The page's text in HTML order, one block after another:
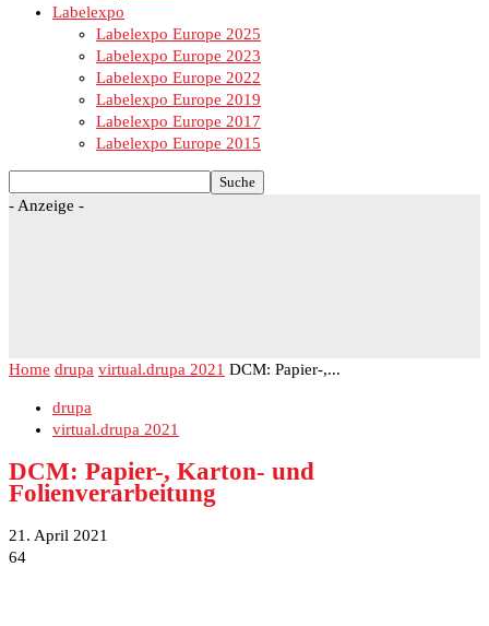
Labelexpo
Labelexpo Europe 2025
Labelexpo Europe 2023
Labelexpo Europe 2022
Labelexpo Europe 2019
Labelexpo Europe 2017
Labelexpo Europe 2015
- Anzeige -
Home drupa virtual.drupa 2021 DCM: Papier-,...
drupa
virtual.drupa 2021
DCM: Papier-, Karton- und
Folienverarbeitung
21. April 2021
64